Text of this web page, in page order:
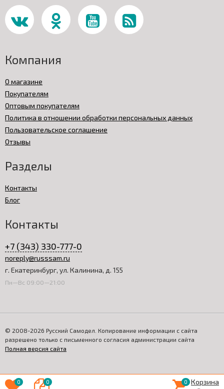
Компания
О магазине
Покупателям
Оптовым покупателям
Политика в отношении обработки персональных данных
Пользовательское соглашение
Отзывы
Разделы
Контакты
Блог
Контакты
+7 (343) 330-777-0
noreply@russsam.ru
г. Екатеринбург, ул. Калинина, д. 155
Пн—Вс 09:00—21:00
© 2008-2026 Русский Самодел. Копирование информации с сайта
разрешено только с письменного согласия администрации сайта
Полная версия сайта
0 0 0
Корзина